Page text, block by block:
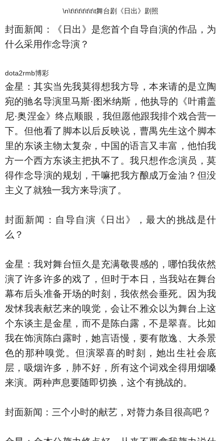
\n\t\t\t\t\t\t\t舞台剧《日出》剧照
封面新闻：《日出》是您首个自导自演的作品，为
什么采用作念导演？
dota2rmb博彩
金星：其实当先我莫得想我方导，本来请的是立陶
宛的驰名导演里马斯·图米纳斯，他执导的《叶甫盖
尼·奥涅金》终点顺眼，我但愿他跟我排个戏合营一
下。但他看了脚本以后反映说，曹禺先生这个脚本
里的东谈主物太复杂，中国的语言又丰富，他怕我
方一个西方东谈主把执不了。我只想作念演员，莫
得作念导演的规划，干嘛把我方酿成万金油？但没
主义了就独一我方来导演了。
封面新闻：自导自演《日出》，最大的挑战是什
么？
金星：我对舞台恒久是充满敬畏感的，哪怕我依然
演了许多许多的戏了，但时于本日，当我站在舞台
幕布后头准备开场的时刻，我依然会垂死。因为我
发怵我表献艺来的嗅觉，会让不雅众以为舞台上这
个东谈主是金星，而不是陈白露，不是翠喜。比如
我在饰演陈白露时，她言语慢，要有散逸、大杀景
色的那种嗅觉。但演翠喜的时刻，她出生社会底
层，吸烟许多，肺不好，所有这个词戏全得用烟嗓
来演。两种声息要随即切换，这个有挑战的。
封面新闻：三个小时的献艺，对膂力条目很高吧？